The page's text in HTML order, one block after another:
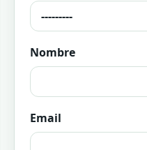
Nombre
Email